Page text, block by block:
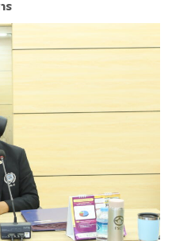
อมทรัพย์สาธารณสุข
มการอำนวยการ ชุดที่ 45
นกรรมการ เป็นประธานใน
ติยา แก้วสุข ผู้จัดการ และ
งประชุมก่อบุญ สหกรณ์ออม
โดยมีสาระสำคัญดังนี้